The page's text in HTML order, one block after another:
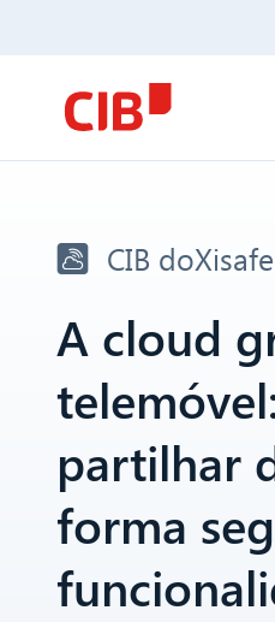
CIB
A cloud
partilhar
forma